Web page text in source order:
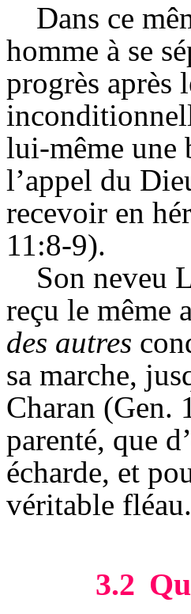
Dans ce
homme à se
progrès après
lui-même une
l’appel du
recevoir en
11:8-9).
Son neveu
reçu le même
des autres
sa marche,
Charan (Gen.
parenté, que
écharde, et
véritable fléau.
3.2